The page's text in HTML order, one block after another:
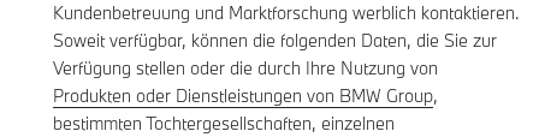
Kundenbetreuung und Marktforschung werblich kontaktieren.
Soweit verfügbar, können die folgenden Daten, die Sie zur
Verfügung stellen oder die durch Ihre Nutzung von
Produkten oder Dienstleistungen von BMW Group,
bestimmten Tochtergesellschaften, einzelnen